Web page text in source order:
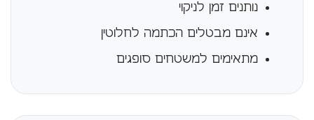
נותנים זמן לניקוי
אינם מבטלים הכתמה לחלוטין
מתאימים למשטחים סופגים